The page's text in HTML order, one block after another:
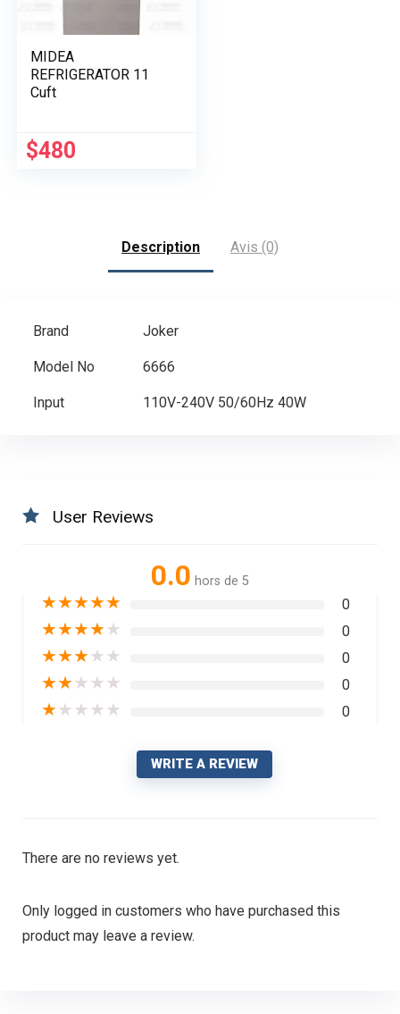
MIDEA
REFRIGERATOR 11
Cuft
$480
Description Avis (0)
Brand Joker
Model No 6666
Input 110V-240V 50/60Hz 40W
User Reviews
0.0 hors de 5
★★★★★ 0
★★★★★ 0
★★★★★ 0
★★★★★ 0
★★★★★ 0
WRITE A REVIEW
There are no reviews yet.
Only logged in customers who have purchased this
product may leave a review.